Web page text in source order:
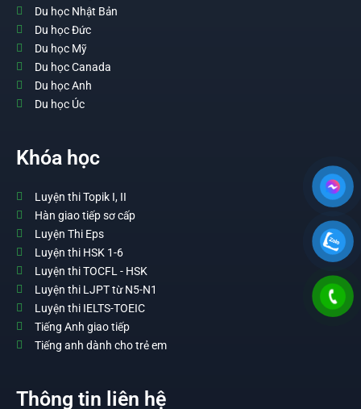
Du học Nhật Bản
Du học Đức
Du học Mỹ
Du học Canada
Du học Anh
Du học Úc
Khóa học
Luyện thi Topik I, II
Hàn giao tiếp sơ cấp
Luyện Thi Eps
Luyện thi HSK 1-6
Luyện thi TOCFL - HSK
Luyện thi LJPT từ N5-N1
Luyện thi IELTS-TOEIC
Tiếng Anh giao tiếp
Tiếng anh dành cho trẻ em
Thông tin liên hệ